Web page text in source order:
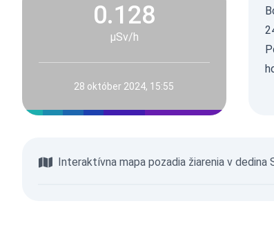
0.128
µSv/h
28 október 2024, 15:55
Interaktívna mapa pozadia žiarenia v dedina